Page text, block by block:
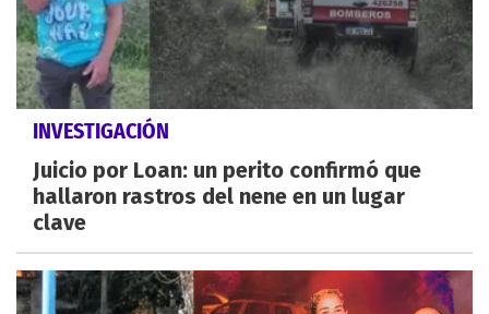
INVESTIGACIÓN
Juicio por Loan: un perito confirmó que
hallaron rastros del nene en un lugar
clave